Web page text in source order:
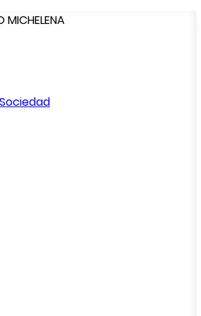
MICHELENA
Sociedad